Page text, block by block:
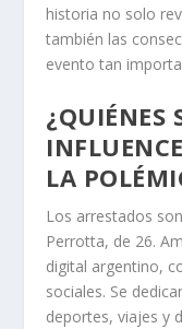
historia no solo
también las
evento tan
¿QUIÉNES
LA
Los arrestados
Perrotta, de 26.
digital argentino,
sociales. Se
deportes, viajes y